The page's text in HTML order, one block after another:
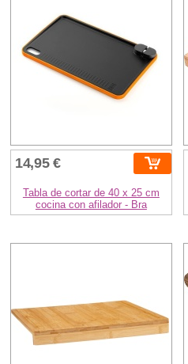
14,95 €
Tabla de cortar de 40 x 25 cm
cocina con afilador - Bra